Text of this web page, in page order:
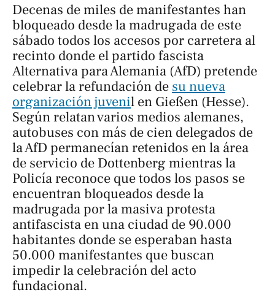
Decenas de miles de manifestantes han
bloqueado desde la madrugada de este
sábado todos los accesos por carretera al
recinto donde el partido fascista
Alternativa para Alemania (AfD) pretende
celebrar la refundación de su nueva
organización juvenil en Gießen (Hesse).
Según relatan varios medios alemanes,
autobuses con más de cien delegados de
la AfD permanecían retenidos en la área
de servicio de Dottenberg mientras la
Policía reconoce que todos los pasos se
encuentran bloqueados desde la
madrugada por la masiva protesta
antifascista en una ciudad de 90.000
habitantes donde se esperaban hasta
50.000 manifestantes que buscan
impedir la celebración del acto
fundacional.